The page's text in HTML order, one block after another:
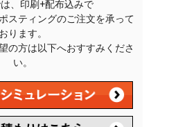
、印刷+配布込みで
スティングのご注文を承って
おります。
の方は以下へおすすみくださ
い。